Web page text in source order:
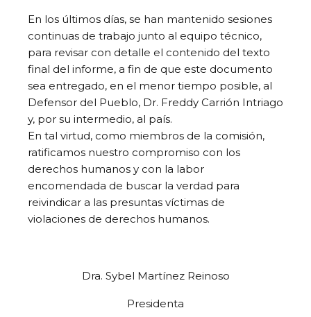
En los últimos días, se han mantenido sesiones
continuas de trabajo junto al equipo técnico,
para revisar con detalle el contenido del texto
final del informe, a fin de que este documento
sea entregado, en el menor tiempo posible, al
Defensor del Pueblo, Dr. Freddy Carrión Intriago
y, por su intermedio, al país.
En tal virtud, como miembros de la comisión,
ratificamos nuestro compromiso con los
derechos humanos y con la labor
encomendada de buscar la verdad para
reivindicar a las presuntas víctimas de
violaciones de derechos humanos.
Dra. Sybel Martínez Reinoso
Presidenta